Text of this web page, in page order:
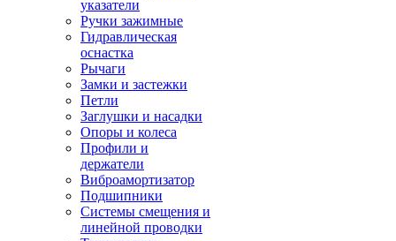
указатели
Ручки зажимные
Гидравлическая
оснастка
Рычаги
Замки и застежки
Петли
Заглушки и насадки
Опоры и колеса
Профили и
держатели
Виброамортизатор
Подшипники
Системы смещения и
линейной проводки